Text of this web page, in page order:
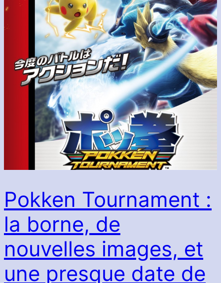
Pokken Tournament :
la borne, de
nouvelles images, et
une presque date de